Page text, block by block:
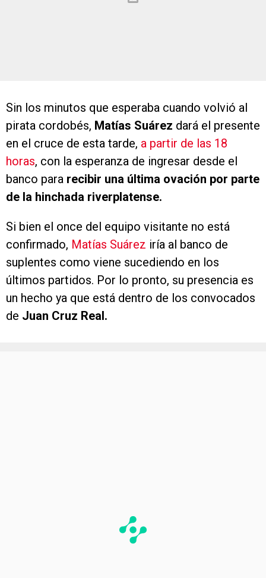
Sin los minutos que esperaba cuando volvió al
pirata cordobés, Matías Suárez dará el presente
en el cruce de esta tarde, a partir de las 18
horas, con la esperanza de ingresar desde el
banco para recibir una última ovación por parte
de la hinchada riverplatense.
Si bien el once del equipo visitante no está
confirmado, Matías Suárez iría al banco de
suplentes como viene sucediendo en los
últimos partidos. Por lo pronto, su presencia es
un hecho ya que está dentro de los convocados
de Juan Cruz Real.